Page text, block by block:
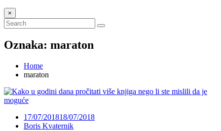
×
Oznaka: maraton
Home
maraton
17/07/201818/07/2018
Boris Kvaternik